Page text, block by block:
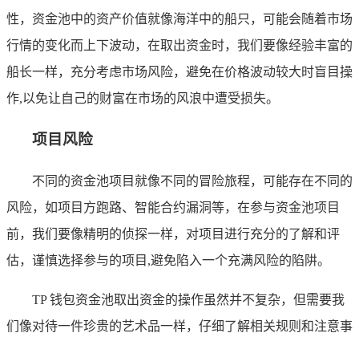
性，资金池中的资产价值就像海洋中的船只，可能会随着市场
行情的变化而上下波动，在取出资金时，我们要像经验丰富的
船长一样，充分考虑市场风险，避免在价格波动较大时盲目操
作,以免让自己的财富在市场的风浪中遭受损失。
项目风险
不同的资金池项目就像不同的冒险旅程，可能存在不同的
风险，如项目方跑路、智能合约漏洞等，在参与资金池项目
前，我们要像精明的侦探一样，对项目进行充分的了解和评
估，谨慎选择参与的项目,避免陷入一个充满风险的陷阱。
TP 钱包资金池取出资金的操作虽然并不复杂，但需要我
们像对待一件珍贵的艺术品一样，仔细了解相关规则和注意事